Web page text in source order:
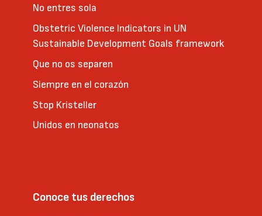
No entres sola
Obstetric Violence Indicators in UN
Sustainable Development Goals framework
Que no os separen
Siempre en el corazón
Stop Kristeller
Unidos en neonatos
Conoce tus derechos